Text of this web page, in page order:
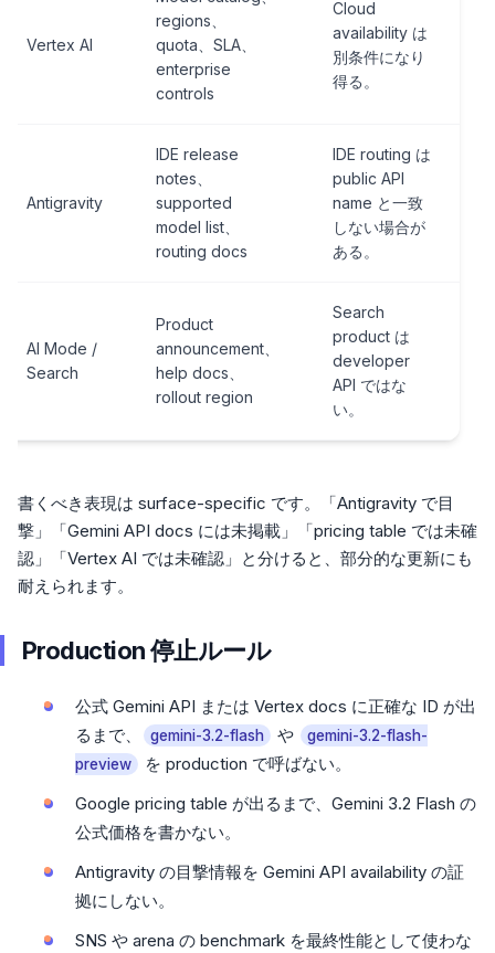
Vertex AI
regions、
quota、SLA、
enterprise
controls
Cloud
availability は
別条件になり
得る。
Antigravity
IDE release
notes、
supported
model list、
routing docs
IDE routing は
public API
name と一致
しない場合が
ある。
AI Mode /
Search
Product
announcement、
help docs、
rollout region
Search
product は
developer
API ではな
い。
書くべき表現は surface-specific です。「Antigravity で目
撃」「Gemini API docs には未掲載」「pricing table では未確
認」「Vertex AI では未確認」と分けると、部分的な更新にも
耐えられます。
Production 停止ルール
公式 Gemini API または Vertex docs に正確な ID が出
るまで、
gemini-3.2-flash や
gemini-3.2-flash-
preview
を production で呼ばない。
Google pricing table が出るまで、Gemini 3.2 Flash の
公式価格を書かない。
Antigravity の目撃情報を Gemini API availability の証
拠にしない。
SNS や arena の benchmark を最終性能として使わな